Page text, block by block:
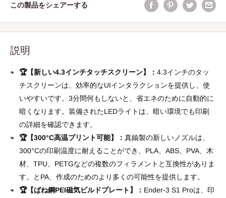
この製品をシェアーする
説明
🏆【新しい4.3インチタッチスクリーン】： 4.3インチのタッ
チスクリーンは、効率的なUIインタラクションを提供し、使
いやすいです。3分間何もしないと、省エネのために自動的に
暗くなります。装備されたLEDライトは、暗い環境でも印刷
の詳細を確認できます。
🏆【300°C高温プリント可能】： 真鍮製の新しいノズルは、
300°Cの印刷温度に耐えることができ、PLA、ABS、PVA、木
材、TPU、PETGなどの複数のフィラメントと互換性がありま
す。とPA、作成のためのより多くの可能性を提供します。
🏆【ばね鋼PEI磁気ビルドプレート】： Ender-3 S1 Proは、印